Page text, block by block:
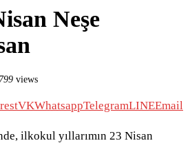
Neşe
views
VKWhatsappTelegramLINEEmail
ilkokul yıllarımın 23 Nisan